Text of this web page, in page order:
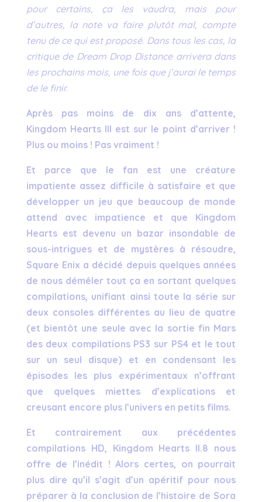
pour certains, ça les vaudra, mais pour
d’autres, la note va faire plutôt mal, compte
tenu de ce qui est proposé. Dans tous les cas, la
critique de Dream Drop Distance arrivera dans
les prochains mois, une fois que j’aurai le temps
de le finir.
Après pas moins de dix ans d’attente,
Kingdom Hearts III est sur le point d’arriver !
Plus ou moins ! Pas vraiment !
Et parce que le fan est une créature
impatiente assez difficile à satisfaire et que
développer un jeu que beaucoup de monde
attend avec impatience et que Kingdom
Hearts est devenu un bazar insondable de
sous-intrigues et de mystères à résoudre,
Square Enix a décidé depuis quelques années
de nous démêler tout ça en sortant quelques
compilations, unifiant ainsi toute la série sur
deux consoles différentes au lieu de quatre
(et bientôt une seule avec la sortie fin Mars
des deux compilations PS3 sur PS4 et le tout
sur un seul disque) et en condensant les
épisodes les plus expérimentaux n’offrant
que quelques miettes d’explications et
creusant encore plus l’univers en petits films.
Et contrairement aux précédentes
compilations HD, Kingdom Hearts II.8 nous
offre de l’inédit ! Alors certes, on pourrait
plus dire qu’il s’agit d’un apéritif pour nous
préparer à la conclusion de l’histoire de Sora